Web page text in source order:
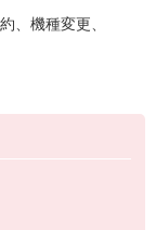
付
検査
、機種変更、
フトバンク)など